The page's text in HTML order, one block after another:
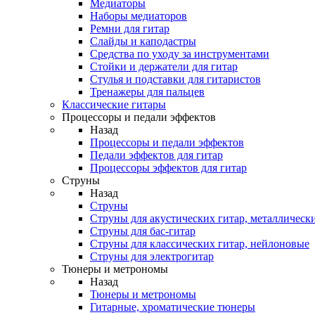
Медиаторы
Наборы медиаторов
Ремни для гитар
Слайды и каподастры
Средства по уходу за инструментами
Стойки и держатели для гитар
Стулья и подставки для гитаристов
Тренажеры для пальцев
Классические гитары
Процессоры и педали эффектов
Назад
Процессоры и педали эффектов
Педали эффектов для гитар
Процессоры эффектов для гитар
Струны
Назад
Струны
Струны для акустических гитар,
Струны для бас-гитар
Струны для классических гитар, нейлоновые
Струны для электрогитар
Тюнеры и метрономы
Назад
Тюнеры и метрономы
Гитарные, хроматические тюнеры